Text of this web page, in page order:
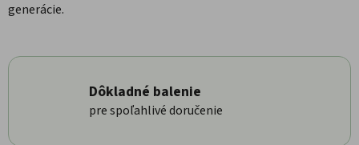
generácie.
Dôkladné balenie
pre spoľahlivé doručenie